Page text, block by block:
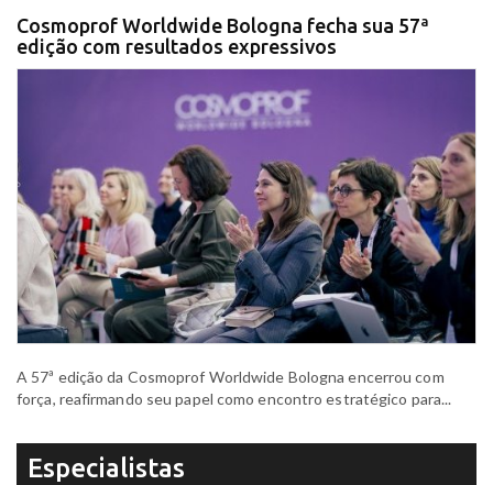
Cosmoprof Worldwide Bologna fecha sua 57ª
edição com resultados expressivos
A 57ª edição da Cosmoprof Worldwide Bologna encerrou com
força, reafirmando seu papel como encontro estratégico para...
Especialistas